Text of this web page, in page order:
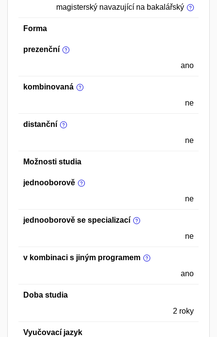
magisterský navazující na bakalářský
Forma
prezenční
ano
kombinovaná
ne
distanční
ne
Možnosti studia
jednooborově
ne
jednooborově se specializací
ne
v kombinaci s jiným programem
ano
Doba studia
2 roky
Vyučovací jazyk